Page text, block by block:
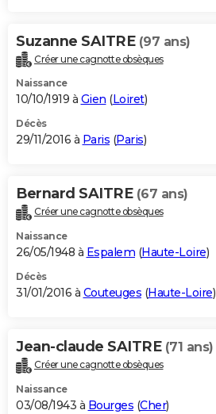
Suzanne SAITRE (97 ans)
Créer une cagnotte obsèques
Naissance
10/10/1919 à Gien (Loiret)
Décès
29/11/2016 à Paris (Paris)
Bernard SAITRE (67 ans)
Créer une cagnotte obsèques
Naissance
26/05/1948 à Espalem (Haute-Loire)
Décès
31/01/2016 à Couteuges (Haute-Loire)
Jean-claude SAITRE (71 ans)
Créer une cagnotte obsèques
Naissance
03/08/1943 à Bourges (Cher)